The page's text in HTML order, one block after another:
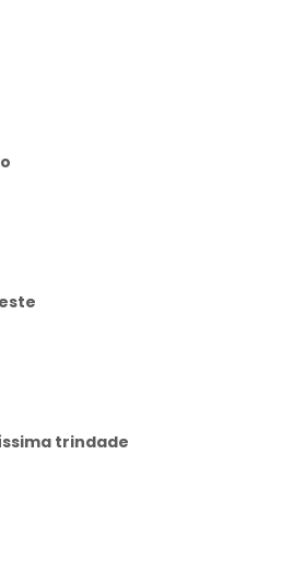
trindade